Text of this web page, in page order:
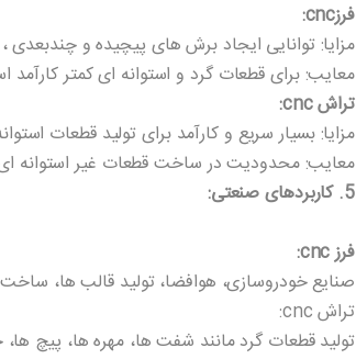
فرزcnc:
مزایا: توانایی ایجاد برش های پیچیده و
معایب: برای قطعات گرد و استوانه ای کمتر
تراش cnc:
مزایا: بسیار سریع و کارآمد برای تولید قطعات
معایب: محدودیت در ساخت قطعات غیر استوانه
5. کاربردهای صنعتی:
فرز cnc:
صنایع خودروسازی، هوافضا، تولید قالب ها، ساخت قطعات
تراش cnc:
تولید قطعات گرد مانند شفت ها، مهره ها، پیچ